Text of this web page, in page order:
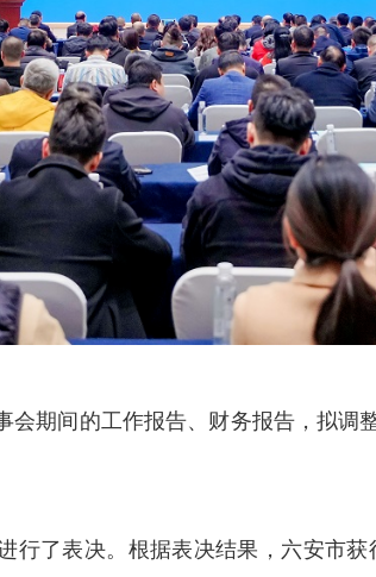
会期间的工作报告、财务报告，拟调
行了表决。根据表决结果，六安市